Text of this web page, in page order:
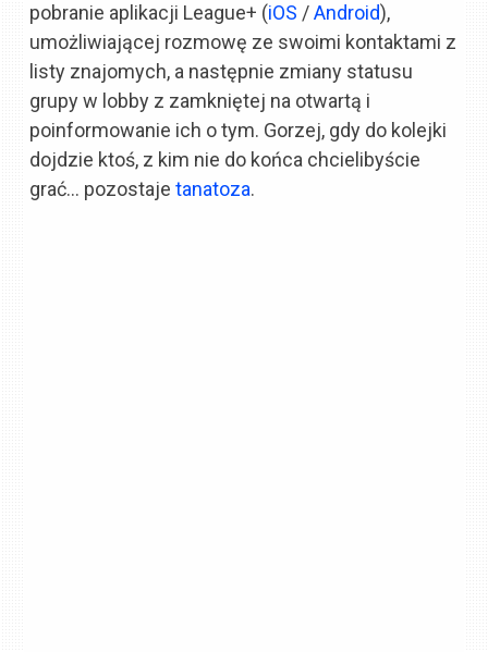
pobranie aplikacji League+ (iOS /Android),
umożliwiającej rozmowę ze swoimi kontaktami z
listy znajomych, a następnie zmiany statusu
grupy w lobby z zamkniętej na otwartą i
poinformowanie ich o tym. Gorzej, gdy do kolejki
dojdzie ktoś, z kim nie do końca chcielibyście
grać… pozostajetanatoza.